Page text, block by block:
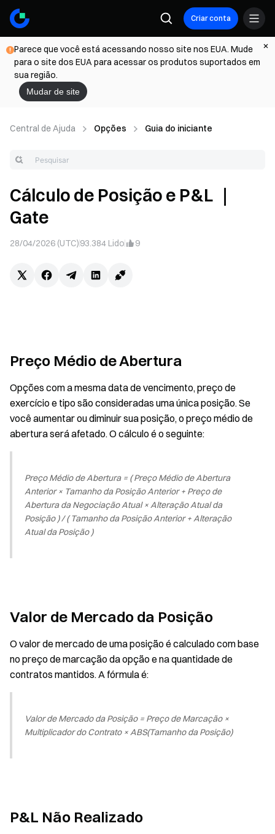
Criar conta
Parece que você está acessando nosso site nos EUA. Mude
para o site dos EUA para acessar os produtos suportados em
sua região.
Mudar de site
Central de Ajuda Opções Guia do iniciante
Cálculo de Posição e P&L ｜
Gate
28/04/2026 (UTC)93.384 Lido 9
Preço Médio de Abertura
Opções com a mesma data de vencimento, preço de
exercício e tipo são consideradas uma única posição. Se
você aumentar ou diminuir sua posição, o preço médio de
abertura será afetado. O cálculo é o seguinte:
Preço Médio de Abertura = ( Preço Médio de Abertura
Anterior × Tamanho da Posição Anterior + Preço de
Abertura da Negociação Atual × Alteração Atual da
Posição ) / ( Tamanho da Posição Anterior + Alteração
Atual da Posição )
Valor de Mercado da Posição
O valor de mercado de uma posição é calculado com base
no preço de marcação da opção e na quantidade de
contratos mantidos. A fórmula é:
Valor de Mercado da Posição = Preço de Marcação ×
Multiplicador do Contrato × ABS(Tamanho da Posição)
P&L Não Realizado